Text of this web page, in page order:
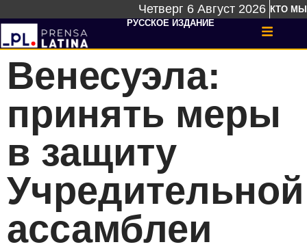
Четверг 6 Август 2026 КТО МЫ
РУССКОЕ ИЗДАНИЕ
Венесуэла:
принять меры
в защиту
Учредительной
ассамблеи